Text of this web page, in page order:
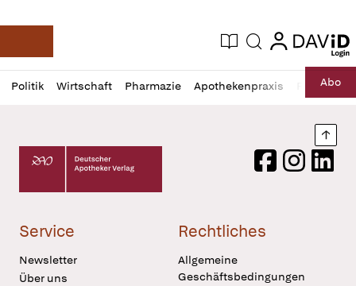
Deutsche Apotheker Zeitung
Aktuelle Ausgabe
Suche login
login
Politik Wirtschaft Pharmazie Apothekenpraxis RechtAbo
Profil
öffnen
Daz
Pur
Deutscher Apotheker Verlag Logo
FacebookInstagram
Service
Newsletter
Über uns
Rechtliches
Allgemeine
Geschäftsbedingungen